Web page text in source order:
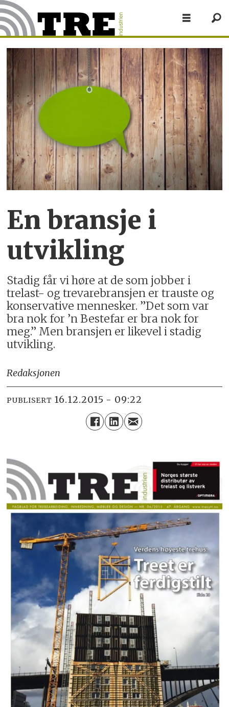
En bransje i
utvikling
Stadig får vi høre at de som jobber i
trelast- og trevarebransjen er trauste og
konservative mennesker. ”Det som var
bra nok for ’n Bestefar er bra nok for
meg.” Men bransjen er likevel i stadig
utvikling.
Redaksjonen
PUBLISERT 16.12.2015 - 09:22